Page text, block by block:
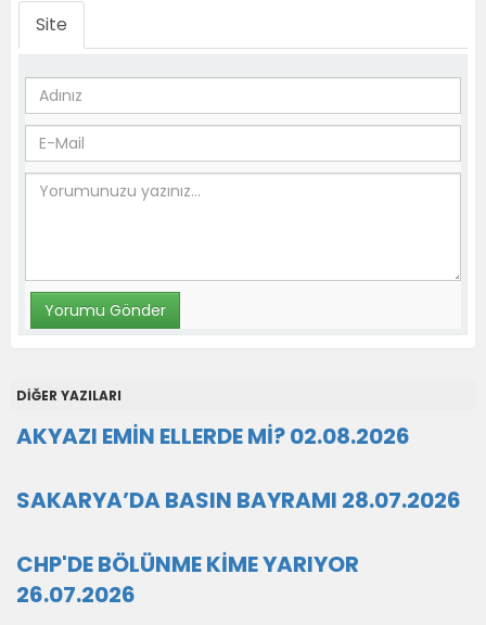
Site
DİĞER YAZILARI
AKYAZI EMİN ELLERDE Mİ? 02.08.2026
SAKARYA’DA BASIN BAYRAMI 28.07.2026
CHP'DE BÖLÜNME KİME YARIYOR
26.07.2026